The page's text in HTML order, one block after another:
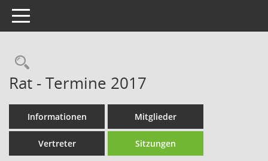
Toggle navigation
Rechercheauswahl
Rat - Termine 2017
Informationen Mitglieder
Vertreter Sitzungen